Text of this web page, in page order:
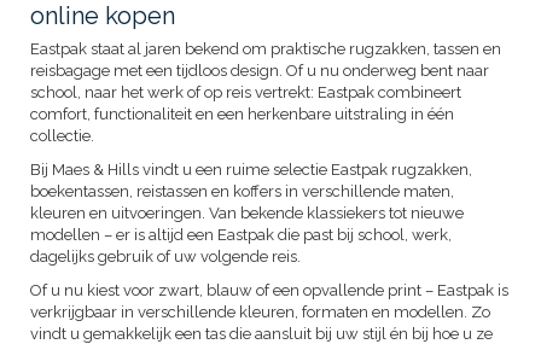
online kopen
Eastpak staat al jaren bekend om praktische rugzakken, tassen en
reisbagage met een tijdloos design. Of u nu onderweg bent naar
school, naar het werk of op reis vertrekt: Eastpak combineert
comfort, functionaliteit en een herkenbare uitstraling in één
collectie.
Bij Maes & Hills vindt u een ruime selectie Eastpak rugzakken,
boekentassen, reistassen en koffers in verschillende maten,
kleuren en uitvoeringen. Van bekende klassiekers tot nieuwe
modellen – er is altijd een Eastpak die past bij school, werk,
dagelijks gebruik of uw volgende reis.
Of u nu kiest voor zwart, blauw of een opvallende print – Eastpak is
verkrijgbaar in verschillende kleuren, formaten en modellen. Zo
vindt u gemakkelijk een tas die aansluit bij uw stijl én bij hoe u ze